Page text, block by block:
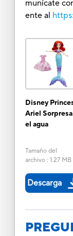
munícate
ente al
Disney
Ariel
el agua
Tamaño del
archivo: 1.27 MB
Descarga